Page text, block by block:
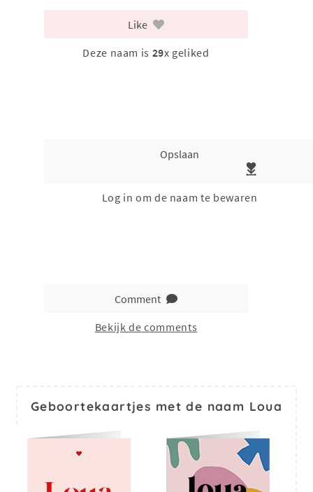
Like
Deze naam is 29x geliked
Opslaan
Log in om de naam te bewaren
Comment
Bekijk de comments
Geboortekaartjes met de naam Loua